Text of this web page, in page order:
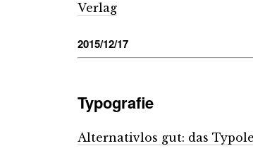
Verlag
2015/12/17
Typografie
Alternativlos gut: das